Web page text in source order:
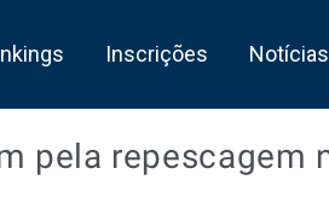
Inscrições Notícias
pela repescagem